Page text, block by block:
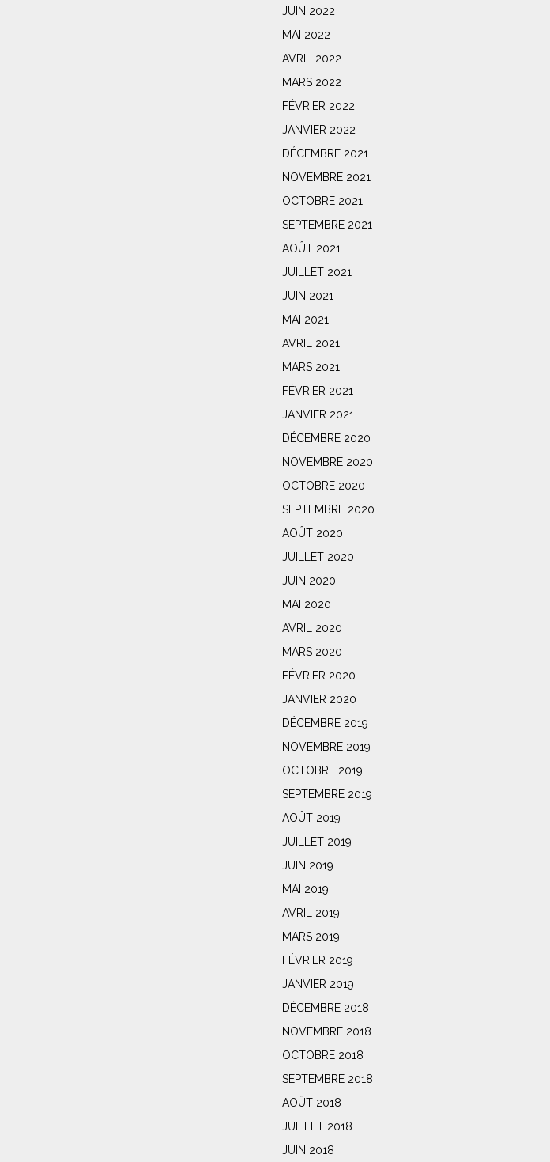
JUIN 2022
MAI 2022
AVRIL 2022
MARS 2022
FÉVRIER 2022
JANVIER 2022
DÉCEMBRE 2021
NOVEMBRE 2021
OCTOBRE 2021
SEPTEMBRE 2021
AOÛT 2021
JUILLET 2021
JUIN 2021
MAI 2021
AVRIL 2021
MARS 2021
FÉVRIER 2021
JANVIER 2021
DÉCEMBRE 2020
NOVEMBRE 2020
OCTOBRE 2020
SEPTEMBRE 2020
AOÛT 2020
JUILLET 2020
JUIN 2020
MAI 2020
AVRIL 2020
MARS 2020
FÉVRIER 2020
JANVIER 2020
DÉCEMBRE 2019
NOVEMBRE 2019
OCTOBRE 2019
SEPTEMBRE 2019
AOÛT 2019
JUILLET 2019
JUIN 2019
MAI 2019
AVRIL 2019
MARS 2019
FÉVRIER 2019
JANVIER 2019
DÉCEMBRE 2018
NOVEMBRE 2018
OCTOBRE 2018
SEPTEMBRE 2018
AOÛT 2018
JUILLET 2018
JUIN 2018